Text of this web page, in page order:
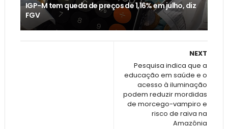
IGP-M tem queda de preços de 1,16% em julho, diz
FGV
NEXT
Pesquisa indica que a
educação em saúde e o
acesso à iluminação
podem reduzir mordidas
de morcego-vampiro e
risco de raiva na
Amazônia